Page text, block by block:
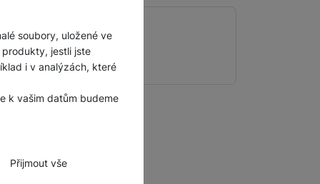
soubory, uložené ve
jestli jste
i v analýzách, které
k vašim datům budeme
Přijmout vše